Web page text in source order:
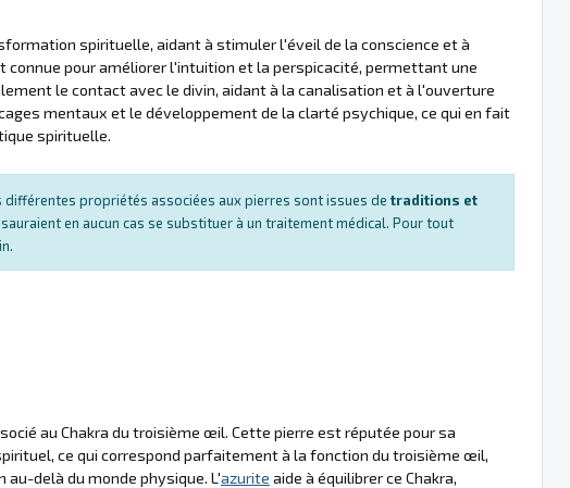
spirituelle, aidant à stimuler l'éveil de la conscience et à
pour améliorer l'intuition et la perspicacité, permettant une
le contact avec le divin, aidant à la canalisation et à l'ouverture
mentaux et le développement de la clarté psychique, ce qui en fait
spirituelle.
propriétés associées aux pierres sont issues de traditions et
en aucun cas se substituer à un traitement médical. Pour tout
au Chakra du troisième œil. Cette pierre est réputée pour sa
ce qui correspond parfaitement à la fonction du troisième œil,
delà du monde physique. L'azurite aide à équilibrer ce Chakra,